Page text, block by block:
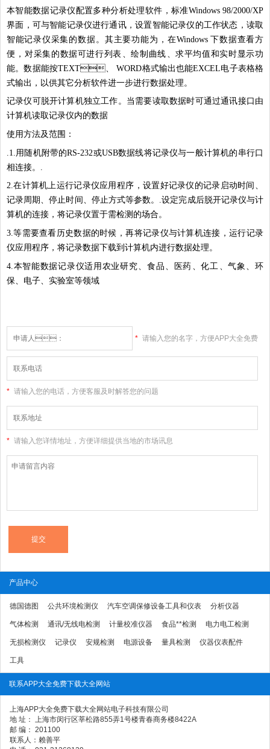
本智能数据记录仪配置多种分析处理软件，标准Windows 98/2000/XP
界面，可与智能记录仪进行通讯，设置智能记录仪的工作状态，读取
智能记录仪采集的数据。其主要功能为，在Windows 下数据查看方
便，对采集的数据可进行列表、绘制曲线、求平均值和实时显示功
能。数据能按TEXT、 WORD格式输出也能EXCEL电子表格格
式输出，以供其它分析软件进一步进行数据处理。
记录仪可脱开计算机独立工作。当需要读取数据时可通过通讯接口由
计算机读取记录仪内的数据
使用方法及范围：
.1.用随机附带的RS-232或USB数据线将记录仪与一般计算机的串行口
相连接。.
2.在计算机上运行记录仪应用程序，设置好记录仪的记录启动时间、
记录周期、停止时间、停止方式等参数。.设定完成后脱开记录仪与计
算机的连接，将记录仪置于需检测的场合。
3.等需要查看历史数据的时候，再将记录仪与计算机连接，运行记录
仪应用程序，将记录数据下载到计算机内进行数据处理。
4.本智能数据记录仪适用农业研究、食品、医药、化工、气象、环
保、电子、实验室等领域
* 请输入您的名字，方便APP大全免费
* 请输入您的电话，方便客服及时解答您的问题
* 请输入您详情地址，方便详细提供当地的市场讯息
产品中心
德国德图 公共环境检测仪 汽车空调保修设备工具和仪表 分析仪器
气体检测 通讯/无线电检测 计量校准仪器 食品**检测 电力电工检测
无损检测仪 记录仪 安规检测 电源设备 量具检测 仪器仪表配件
工具
联系APP大全免费下载大全网站
上海APP大全免费下载大全网站电子科技有限公司
地 址： 上海市闵行区莘松路855弄1号楼青春商务楼8422A
邮 编： 201100
联系人：赖善平